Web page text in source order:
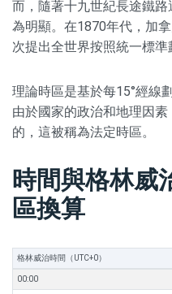
而，隨著十九世紀長途鐵
為明顯。在1870年代，加
次提出全世界按照統一標準
理論時區是基於每15°經線
由於國家的政治和地理因
的，這被稱為法定時區。
時間與格林威
區換算
格林威治時間（UTC+0）
00:00